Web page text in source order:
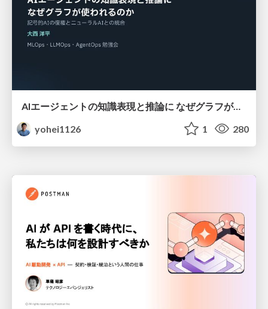
AIエージェントの知識表現と推論に なぜグラフが使われるのか - 記号的AIの復権とニューラルAIとの統合
yohei1126
1 280